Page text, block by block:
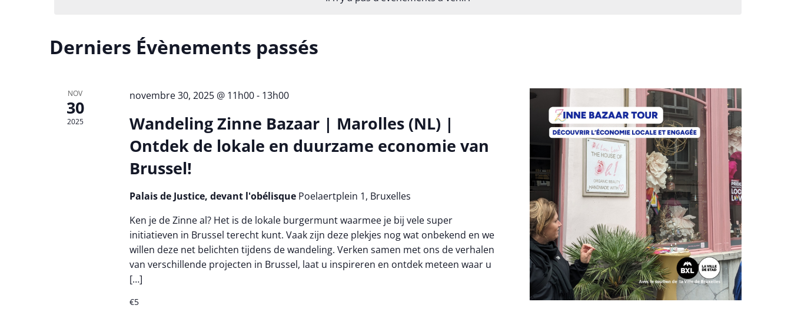
Derniers Évènements passés
NOV
30
2025
novembre 30, 2025 @ 11h00- 13h00
Wandeling Zinne Bazaar | Marolles (NL) |
Ontdek de lokale en duurzame economie van
Brussel!
Palais de Justice, devant l'obélisque Poelaertplein 1, Bruxelles
Ken je de Zinne al? Het is de lokale burgermunt waarmee je bij vele super
initiatieven in Brussel terecht kunt. Vaak zijn deze plekjes nog wat onbekend en we
willen deze net belichten tijdens de wandeling. Verken samen met ons de verhalen
van verschillende projecten in Brussel, laat u inspireren en ontdek meteen waar u
[…]
€5